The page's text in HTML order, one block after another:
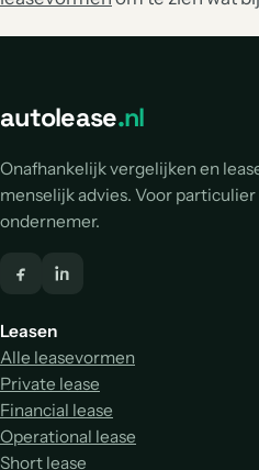
autolease.nl
Onafhankelijk vergelijken en
menselijk advies. Voor particulier
ondernemer.
Leasen
Alle leasevormen
Private lease
Financial lease
Operational lease
Short lease